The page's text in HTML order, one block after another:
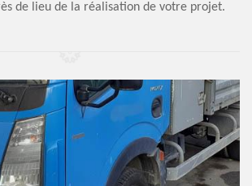
de lieu de la réalisation de votre projet.